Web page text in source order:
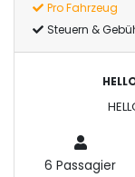
Pro Fahrzeug
Steuern &
6 Passagier